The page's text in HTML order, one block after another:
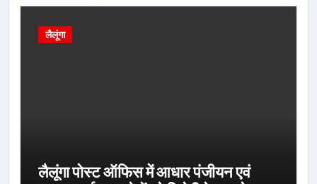
लैलूंगा
लैलूंगा पोस्ट ऑफिस में आधार पंजीयन एवं